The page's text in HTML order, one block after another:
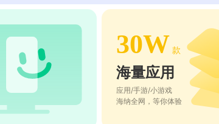
30W 款
海量应用
应用/手游/小游戏
海纳全网，等你体验